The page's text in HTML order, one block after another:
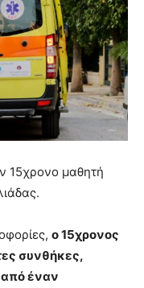
15χρονο μαθητή
ο 15χρονος
συνθήκες,
από έναν